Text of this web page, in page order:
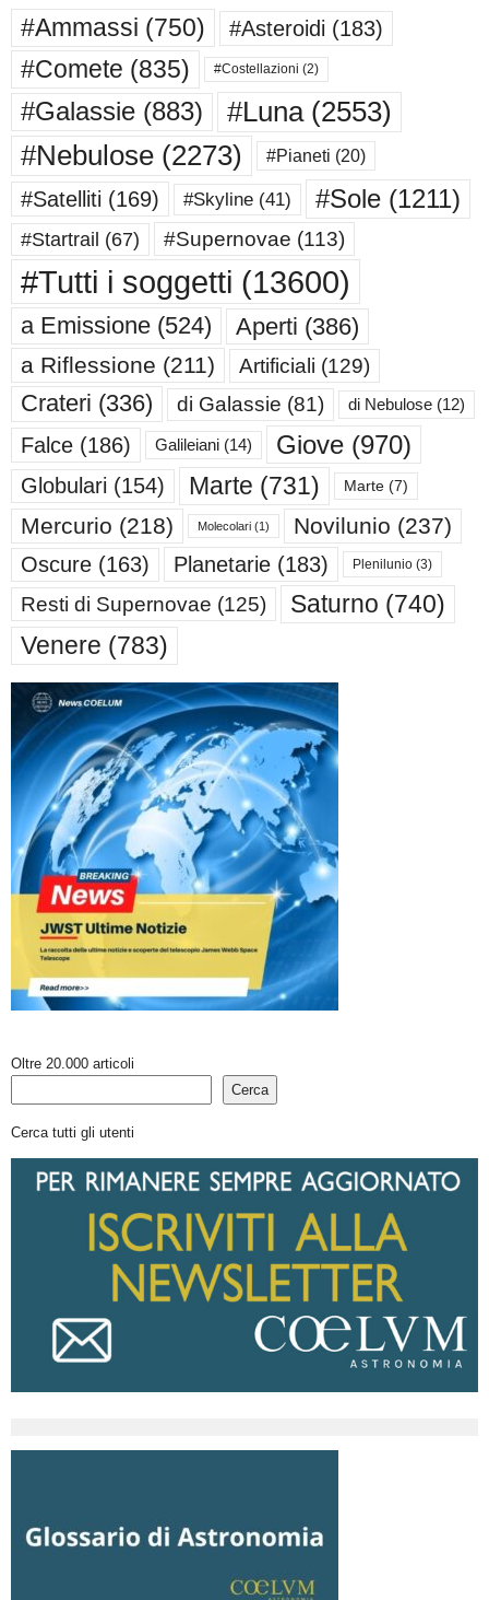
#Ammassi (750) #Asteroidi (183)
#Comete (835) #Costellazioni (2)
#Galassie (883) #Luna(2553)
#Nebulose (2273) #Pianeti (20)
#Satelliti (169) #Skyline (41) #Sole (1211)
#Startrail (67) #Supernovae (113)
#Tutti i soggetti (13600)
a Emissione (524) Aperti (386)
a Riflessione (211) Artificiali (129)
Crateri (336) di Galassie (81) di Nebulose (12)
Falce (186) Galileiani (14) Giove (970)
Globulari (154) Marte (731) Marte (7)
Mercurio (218) Molecolari (1) Novilunio (237)
Oscure (163) Planetarie (183) Plenilunio (3)
Resti di Supernovae (125) Saturno (740)
Venere (783)
Oltre 20.000 articoli
Cerca
Cerca tutti gli utenti